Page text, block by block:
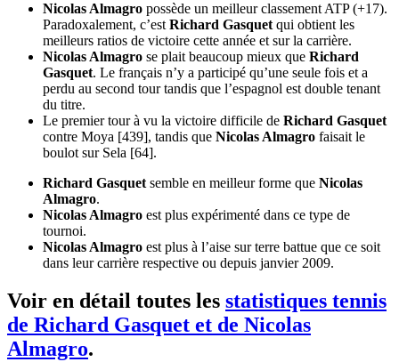
Nicolas Almagro possède un meilleur classement ATP (+17).
Paradoxalement, c’est Richard Gasquet qui obtient les
meilleurs ratios de victoire cette année et sur la carrière.
Nicolas Almagro se plait beaucoup mieux que Richard
Gasquet. Le français n’y a participé qu’une seule fois et a
perdu au second tour tandis que l’espagnol est double tenant
du titre.
Le premier tour à vu la victoire difficile de Richard Gasquet
contre Moya [439], tandis que Nicolas Almagro faisait le
boulot sur Sela [64].
Richard Gasquet semble en meilleur forme que Nicolas
Almagro.
Nicolas Almagro est plus expérimenté dans ce type de
tournoi.
Nicolas Almagro est plus à l’aise sur terre battue que ce soit
dans leur carrière respective ou depuis janvier 2009.
Voir en détail toutes les statistiques tennis
de Richard Gasquet et de Nicolas
Almagro.